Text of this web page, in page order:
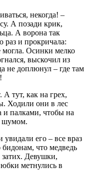
некогда! –
А позади крик,
А ворона так
раз и прокричала:
могла. Осинки мелко
выскочил из
не доплюнул – где там
тут, как на грех,
Ходили они в лес
и палками, чтобы на
шумом.
его – все враз
что медведь
затих. Девушки,
метнулись в